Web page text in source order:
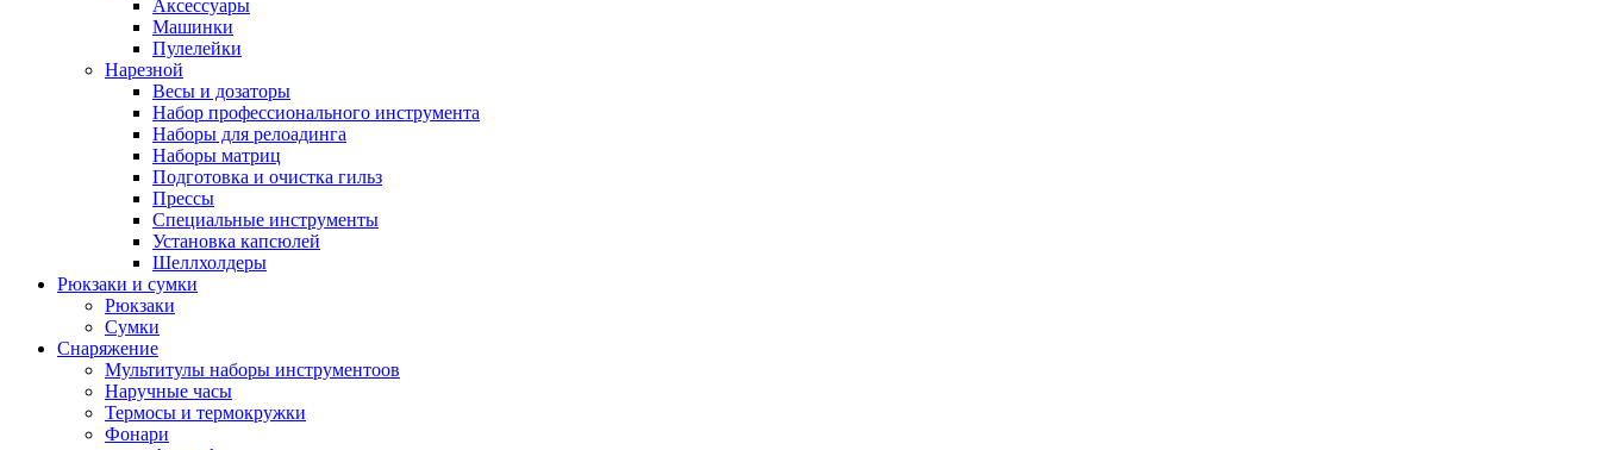
Аксессуары
Машинки
Пулелейки
Нарезной
Весы и дозаторы
Набор профессионального инструмента
Наборы для релоадинга
Наборы матриц
Подготовка и очистка гильз
Прессы
Специальные инструменты
Установка капсюлей
Шеллхолдеры
Рюкзаки и сумки
Рюкзаки
Сумки
Снаряжение
Мультитулы наборы инструментоов
Наручные часы
Термосы и термокружки
Фонари